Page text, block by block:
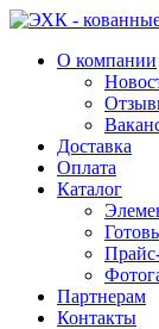
О компании
Доставка
Оплата
Каталог
Партнерам
Контакты